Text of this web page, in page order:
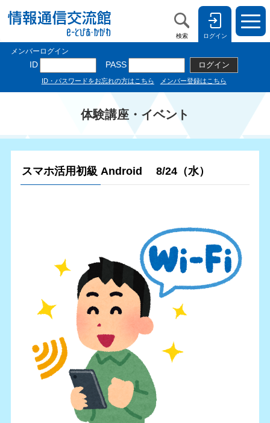
検索 ログイン
体験講座・イベント
スマホ活用初級 Android 8/24（水）